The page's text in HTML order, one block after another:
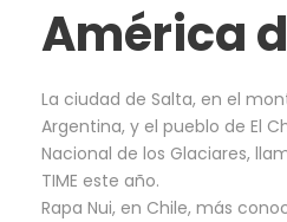
América
La ciudad de Salta, en el
Argentina, y el pueblo de El
Nacional de los Glaciares,
TIME este año.
Rapa Nui, en Chile, más